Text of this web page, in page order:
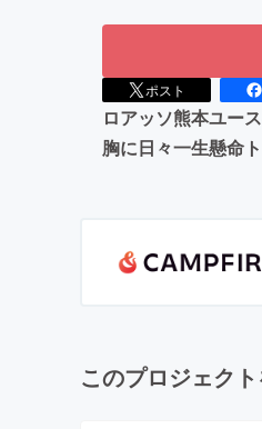
ポスト
ロアッソ熊本ユー
胸に日々一生懸命
このプロジェク